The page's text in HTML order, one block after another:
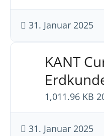
31. Januar 2025
KANT
1,011.96 KB
31. Januar 2025